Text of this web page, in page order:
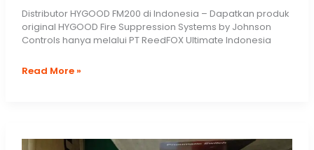
Distributor HYGOOD FM200 di Indonesia – Dapatkan produk
original HYGOOD Fire Suppression Systems by Johnson
Controls hanya melalui PT ReedFOX Ultimate Indonesia
Hygood
Read More »